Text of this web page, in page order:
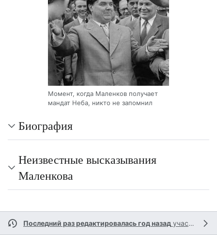
Момент, когда Маленков получает
мандат Неба, никто не запомнил
Биография
Неизвестные высказывания
Маленкова
Последний раз редактировалась год назад участником